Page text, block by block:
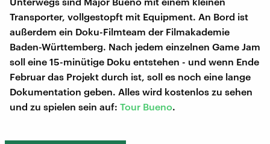
Transporter, vollgestopft mit Equipment. An Bord ist
außerdem ein Doku-Filmteam der Filmakademie
Baden-Württemberg. Nach jedem einzelnen Game Jam
soll eine 15-minütige Doku entstehen - und wenn Ende
Februar das Projekt durch ist, soll es noch eine lange
Dokumentation geben. Alles wird kostenlos zu sehen
und zu spielen sein auf: Tour Bueno.